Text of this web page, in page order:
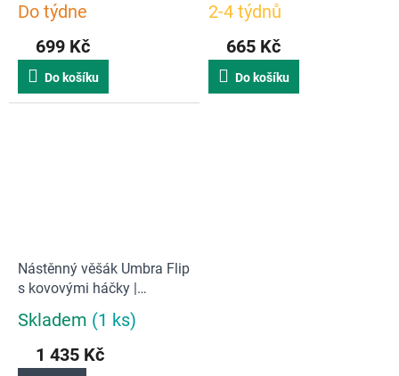
Průměrné
produktu
5,0
Do týdne
699 Kč
Do košíku
Průměrné
produktu
5,0
2-4 týdnů
665 Kč
Do košíku
Nástěnný věšák Umbra Flip
s kovovými háčky |
Průměrné
produktu
Skladem (1 ks)
1 435 Kč